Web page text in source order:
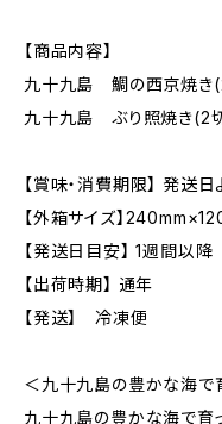
【商品内容】
九十九島 鯛の西京焼き
九十九島 ぶり照焼き(2
【賞味・消費期限】 発送
【外箱サイズ】
【発送日目安】 1週間以降
【出荷時期】 通年
【発送】 冷凍便
＜九十九島の豊かな海で
九十九島の豊かな海で育